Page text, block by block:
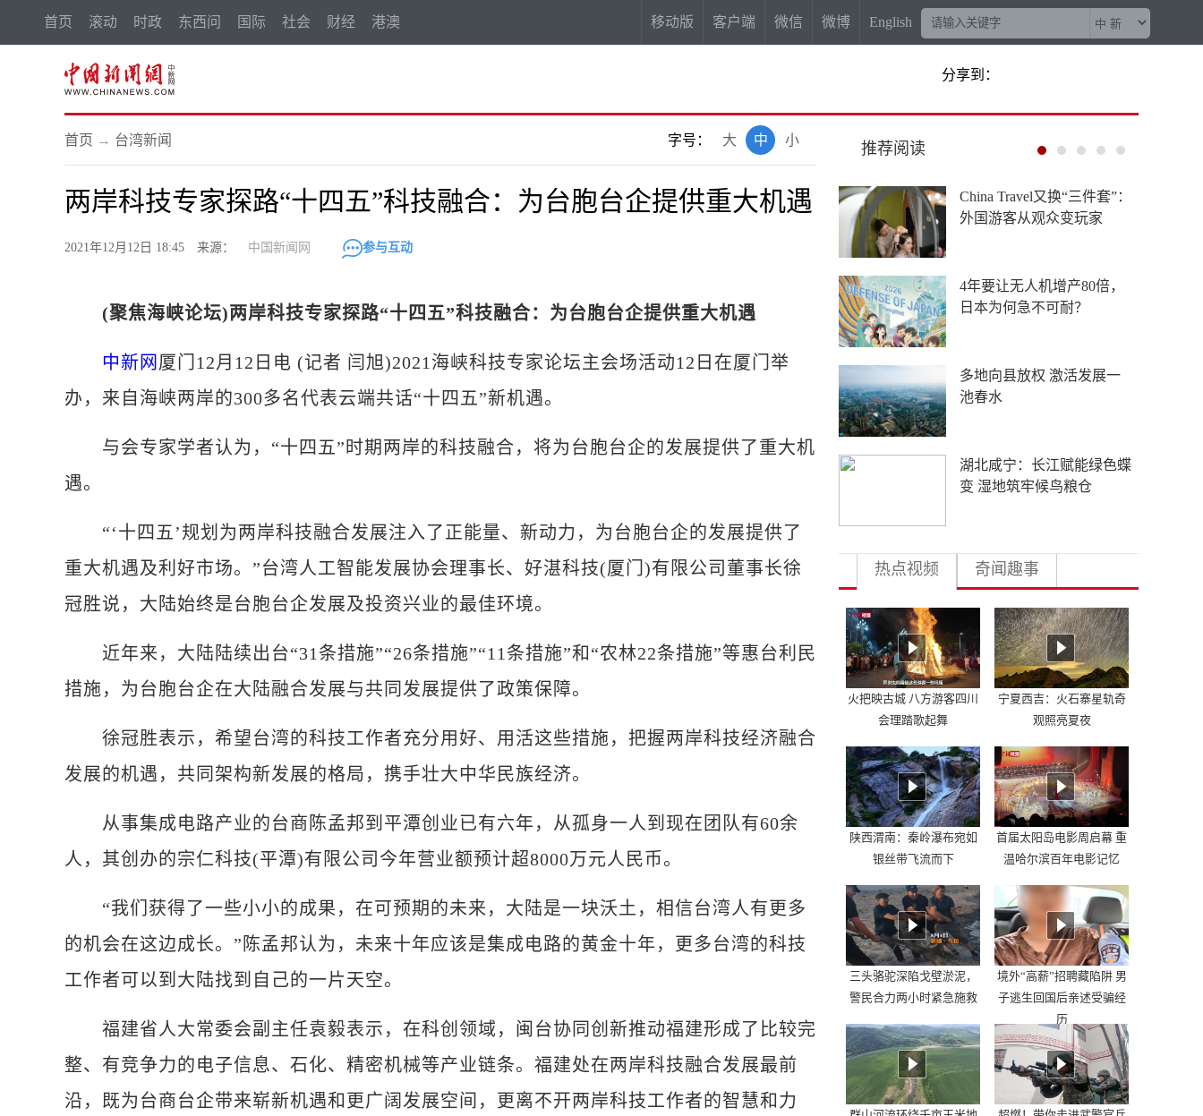
首页 滚动 时政 东西问 国际 社会 财经 港澳 移动版 客户端 微信 微博 English
分享到：
首页 → 台湾新闻 字号： 小
中
大
两岸科技专家探路“十四五”科技融合：为台胞台企提供重大机遇
2021年12月12日 18:45 来源： 中国新闻网 参与互动
(聚焦海峡论坛)两岸科技专家探路“十四五”科技融合：为台胞台企提供重大机遇
中新网 厦门12月12日电 (记者 闫旭)2021海峡科技专家论坛主会场活动12日在厦门举
办，来自海峡两岸的300多名代表云端共话“十四五”新机遇。
与会专家学者认为，“十四五”时期两岸的科技融合，将为台胞台企的发展提供了重大机
遇。
“‘十四五’规划为两岸科技融合发展注入了正能量、新动力，为台胞台企的发展提供了
重大机遇及利好市场。”台湾人工智能发展协会理事长、好湛科技(厦门)有限公司董事长徐
冠胜说，大陆始终是台胞台企发展及投资兴业的最佳环境。
近年来，大陆陆续出台“31条措施”“26条措施”“11条措施”和“农林22条措施”等惠台利民
措施，为台胞台企在大陆融合发展与共同发展提供了政策保障。
徐冠胜表示，希望台湾的科技工作者充分用好、用活这些措施，把握两岸科技经济融合
发展的机遇，共同架构新发展的格局，携手壮大中华民族经济。
从事集成电路产业的台商陈孟邦到平潭创业已有六年，从孤身一人到现在团队有60余
人，其创办的宗仁科技(平潭)有限公司今年营业额预计超8000万元人民币。
“我们获得了一些小小的成果，在可预期的未来，大陆是一块沃土，相信台湾人有更多
的机会在这边成长。”陈孟邦认为，未来十年应该是集成电路的黄金十年，更多台湾的科技
工作者可以到大陆找到自己的一片天空。
福建省人大常委会副主任袁毅表示，在科创领域，闽台协同创新推动福建形成了比较完
整、有竞争力的电子信息、石化、精密机械等产业链条。福建处在两岸科技融合发展最前
沿，既为台商台企带来崭新机遇和更广阔发展空间，更离不开两岸科技工作者的智慧和力
推荐阅读
China Travel又换“三件套”：
外国游客从观众变玩家
4年要让无人机增产80倍，
日本为何急不可耐？
多地向县放权 激活发展一
池春水
湖北咸宁：长江赋能绿色蝶
变 湿地筑牢候鸟粮仓
热点视频 奇闻趣事
火把映古城 八方游客四川
会理踏歌起舞
宁夏西吉：火石寨星轨奇
观照亮夏夜
陕西渭南：秦岭瀑布宛如
银丝带飞流而下
首届太阳岛电影周启幕 重
温哈尔滨百年电影记忆
三头骆驼深陷戈壁淤泥，
警民合力两小时紧急施救
境外“高薪”招聘藏陷阱 男
子逃生回国后亲述受骗经
历